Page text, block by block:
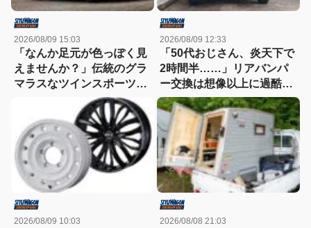
2026/08/09 15:03
「なんか足元が色っぽく見
えませんか？」伝統のグラ
マラスなツインスポーツが
作り出すプレミアムスポー
2026/08/09 12:33
「50代おじさん、炎天下で
2時間半……」リアバンパ
ー交換は想像以上に過酷だ
った
2026/08/09 10:03 2026/08/08 21:03